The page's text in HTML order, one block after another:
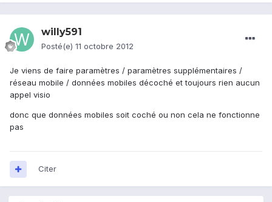
willy591
Posté(e) 11 octobre 2012
Je viens de faire paramètres / paramètres supplémentaires /
réseau mobile / données mobiles décoché et toujours rien aucun
appel visio
donc que données mobiles soit coché ou non cela ne fonctionne
pas
Citer